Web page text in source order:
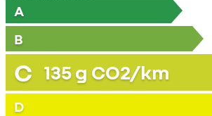
A
B
C 135g CO2/km
D